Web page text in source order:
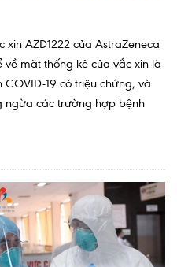
AZD1222 của AstraZeneca
mặt thống kê của vắc xin là
19 có triệu chứng, và
ngừa các trường hợp bệnh